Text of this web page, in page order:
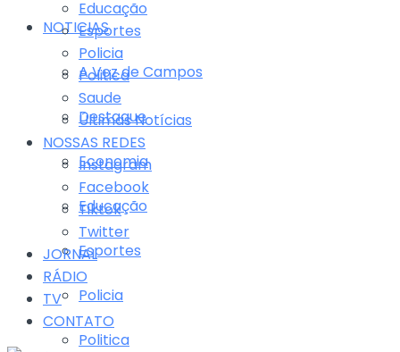
NOTICIAS
A Voz de Campos
Destaque
Economia
Educação
Esportes
Policia
Politica
Educação
Esportes
Policia
Politica
Saude
Últimas Notícias
NOSSAS REDES
Instagram
Facebook
Tiktok
Twitter
JORNAL
RÁDIO
TV
CONTATO